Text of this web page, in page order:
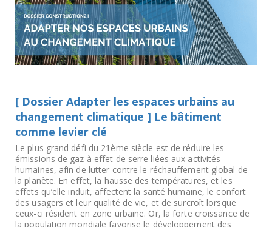
[ Dossier Adapter les espaces urbains au
changement climatique ] Le bâtiment
comme levier clé
Le plus grand défi du 21ème siècle est de réduire les
émissions de gaz à effet de serre liées aux activités
humaines, afin de lutter contre le réchauffement global de
la planète. En effet, la hausse des températures, et les
effets qu’elle induit, affectent la santé humaine, le confort
des usagers et leur qualité de vie, et de surcroît lorsque
ceux-ci résident en zone urbaine. Or, la forte croissance de
la population mondiale favorise le développement des